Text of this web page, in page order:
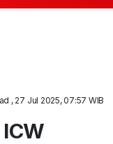
, 27 Jul 2025, 07:57 WIB